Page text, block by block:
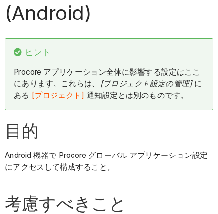
(Android)
ヒント
Procore アプリケーション全体に影響する設定はここ
にあります。これらは、 [プロジェクト設定の管理]に
ある [プロジェクト] 通知設定とは別のものです。
目的
Android 機器で Procore グローバル アプリケーション設定
にアクセスして構成すること。
考慮すべきこと